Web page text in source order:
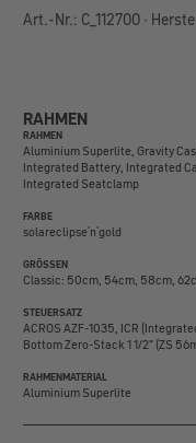
Art.-Nr.: C_112700 ·
RAHMEN
RAHMEN
Aluminium Superlite, Gravity
Integrated Battery, Integrated
Integrated Seatclamp
FARBE
solareclipse´n´gold
GRÖSSEN
Classic: 50cm, 54cm, 58cm,
STEUERSATZ
ACROS AZF-1035, ICR
Bottom Zero-Stack 1 1/2" (ZS
RAHMENMATERIAL
Aluminium Superlite